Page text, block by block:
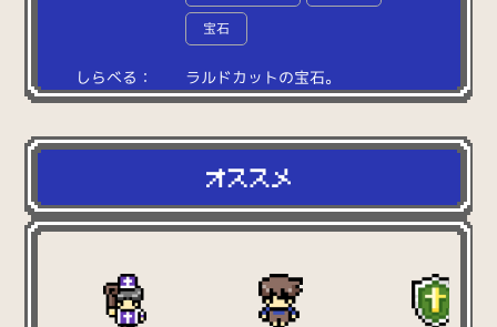
宝石
しらべる： ラルド カ ッ トの宝石。